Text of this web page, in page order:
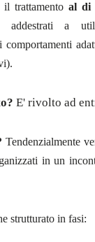
il trattamento al di
addestrati a
comportamenti
E' rivolto ad
Tendenzialmente
in un
strutturato in fasi: